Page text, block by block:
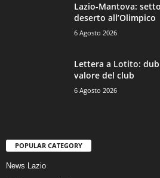
Lazio-Mantova:
deserto all’Olimpico
6 Agosto 2026
Lettera a Lotito:
valore del club
6 Agosto 2026
POPULAR CATEGORY
News Lazio